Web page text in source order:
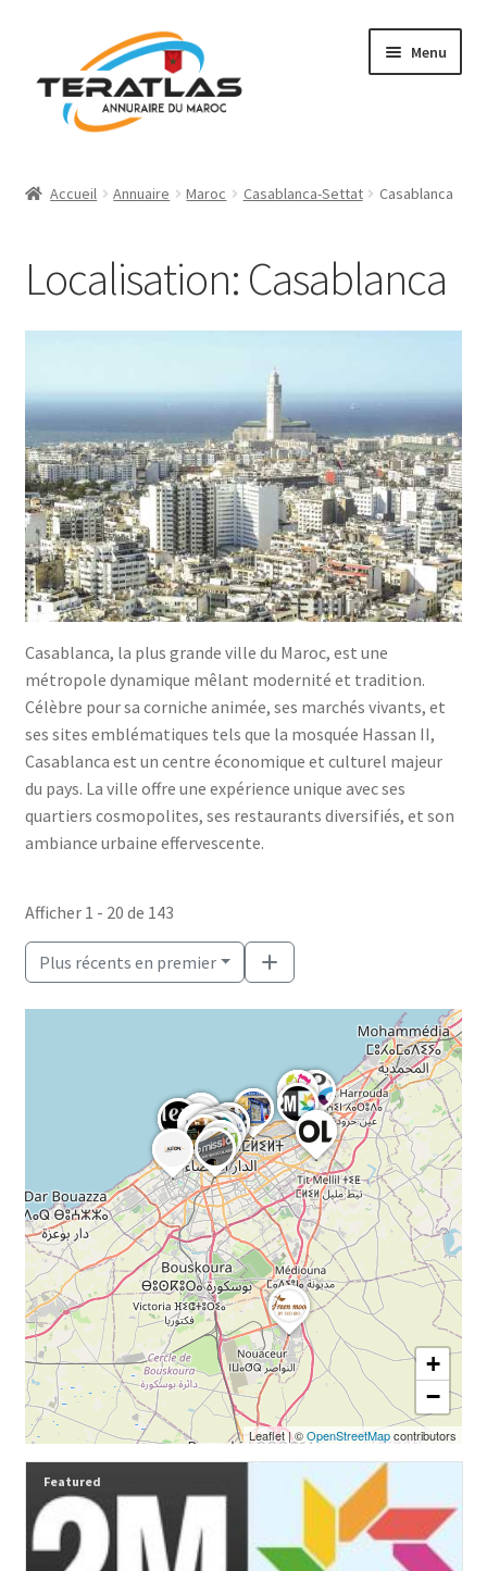
navigation
contenu
Menu
Annuaire
Régions et villes
Mon compte
Accueil Annuaire Maroc Casablanca-Settat Casablanca
Localisation: Casablanca
Casablanca, la plus grande ville du Maroc, est une
métropole dynamique mêlant modernité et tradition.
Célèbre pour sa corniche animée, ses marchés vivants, et
ses sites emblématiques tels que la mosquée Hassan II,
Casablanca est un centre économique et culturel majeur
du pays. La ville offre une expérience unique avec ses
quartiers cosmopolites, ses restaurants diversifiés, et son
ambiance urbaine effervescente.
Afficher 1 - 20 de 143
Plus récents en premier
Featured
+
−
Leaflet|©OpenStreetMapcontributors